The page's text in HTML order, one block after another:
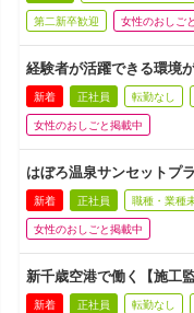
第二新卒歓迎 女性のおしご
経験者が活躍できる環境
新着 正社員 転勤なし
女性のおしごと掲載中
はぼろ温泉サンセットプ
新着 正社員 職種・業種
女性のおしごと掲載中
新千歳空港で働く【施工
新着 正社員 転勤なし